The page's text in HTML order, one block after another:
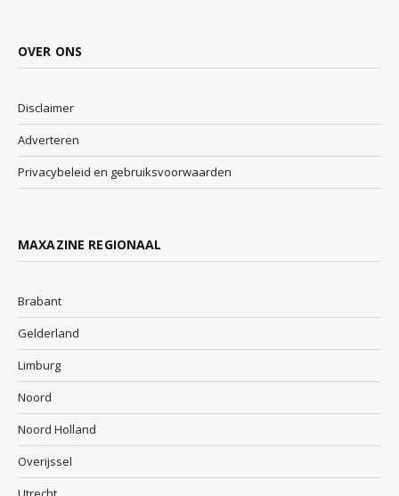
OVER ONS
Disclaimer
Adverteren
Privacybeleid en gebruiksvoorwaarden
MAXAZINE REGIONAAL
Brabant
Gelderland
Limburg
Noord
Noord Holland
Overijssel